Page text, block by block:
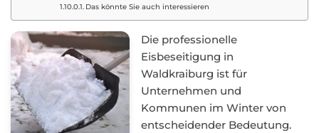
Das könnte Sie auch interessieren
Die professionelle
Eisbeseitigung in
Waldkraiburg ist für
Unternehmen und
Kommunen im Winter von
entscheidender Bedeutung.